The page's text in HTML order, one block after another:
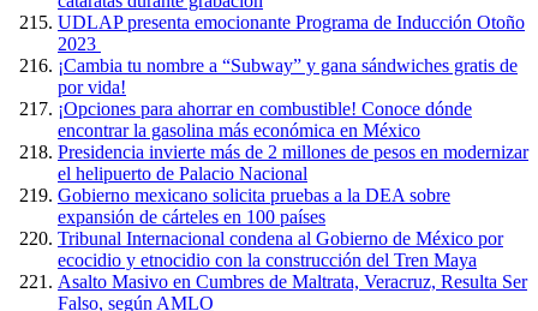
UDLAP presenta emocionante Programa de Inducción Otoño
2023
¡Cambia tu nombre a “Subway” y gana sándwiches gratis de
por vida!
¡Opciones para ahorrar en combustible! Conoce dónde
encontrar la gasolina más económica en México
Presidencia invierte más de 2 millones de pesos en modernizar
el helipuerto de Palacio Nacional
Gobierno mexicano solicita pruebas a la DEA sobre
expansión de cárteles en 100 países
Tribunal Internacional condena al Gobierno de México por
ecocidio y etnocidio con la construcción del Tren Maya
Asalto Masivo en Cumbres de Maltrata, Veracruz, Resulta Ser
Falso, según AMLO